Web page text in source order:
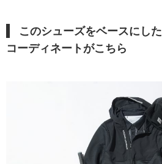
このシューズをベースにした
コーディネートがこちら